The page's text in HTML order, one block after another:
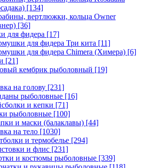
[134]
вертлюжки, кольца Owner
[36]
для фидера [17]
для фидера Три кита [11]
для фидера Chimera (Химера) [6]
[21]
кембрик рыболовный [19]
на голову [231]
рыболовные [16]
и кепки [71]
рыболовные [100]
и маски (балаклавы) [44]
на тело [1030]
и термобелье [294]
и флис [231]
и костюмы рыболовные [339]